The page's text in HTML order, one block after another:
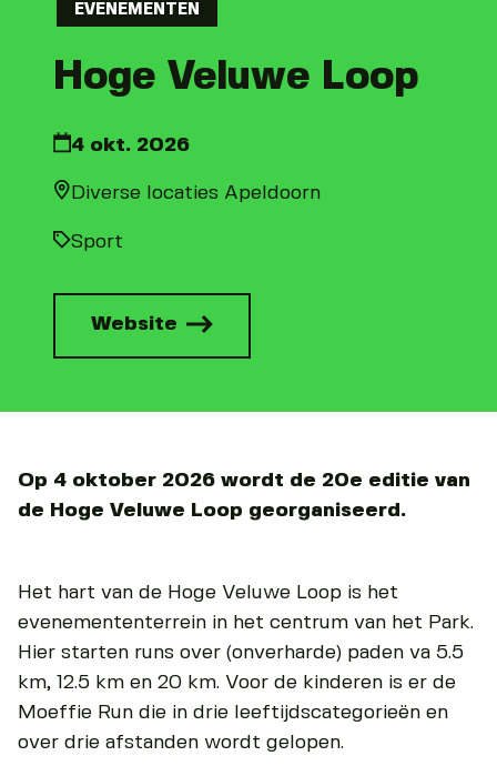
EVENEMENTEN
Hoge Veluwe Loop
4 okt. 2026
Diverse locaties Apeldoorn
Sport
Website
Op 4 oktober 2026 wordt de 20e editie van
de Hoge Veluwe Loop georganiseerd.
Het hart van de Hoge Veluwe Loop is het
evenemententerrein in het centrum van het Park.
Hier starten runs over (onverharde) paden va 5.5
km, 12.5 km en 20 km. Voor de kinderen is er de
Moeffie Run die in drie leeftijdscategorieën en
over drie afstanden wordt gelopen.